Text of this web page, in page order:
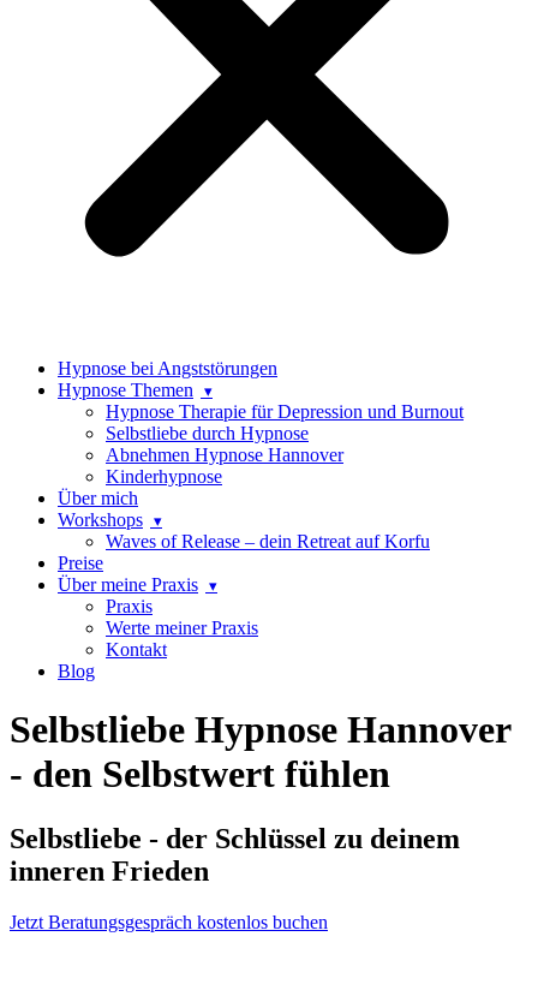
Hypnose bei Angststörungen
Hypnose Themen
Hypnose Therapie für Depression und Burnout
Selbstliebe durch Hypnose
Abnehmen Hypnose Hannover
Kinderhypnose
Über mich
Workshops
Waves of Release – dein Retreat auf Korfu
Preise
Über meine Praxis
Praxis
Werte meiner Praxis
Kontakt
Blog
Selbstliebe Hypnose Hannover
- den Selbstwert fühlen
Selbstliebe - der Schlüssel zu deinem
inneren Frieden
Jetzt Beratungsgespräch kostenlos buchen